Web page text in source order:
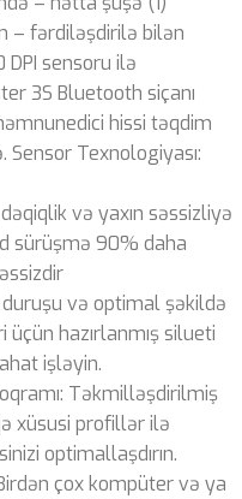
– fərdiləşdirilə bilən
sensoru ilə
3S Bluetooth siçanı
hissi təqdim
Texnologiyası:
və yaxın səssizliyə
​​sürüşmə 90% daha
və optimal şəkildə
hazırlanmış silueti
işləyin.
Təkmilləşdirilmiş
xüsusi profillər ilə
optimallaşdırın.
çox kompüter və ya